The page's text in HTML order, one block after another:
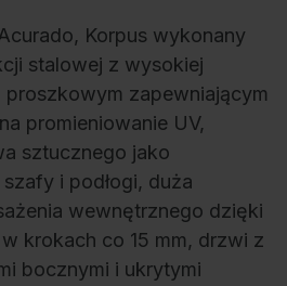
Korpus wykonany
stalowej z wysokiej
proszkowym zapewniającym
promieniowanie UV,
sztucznego jako
i podłogi, duża
wewnętrznego dzięki
krokach co 15 mm, drzwi z
bocznymi i ukrytymi